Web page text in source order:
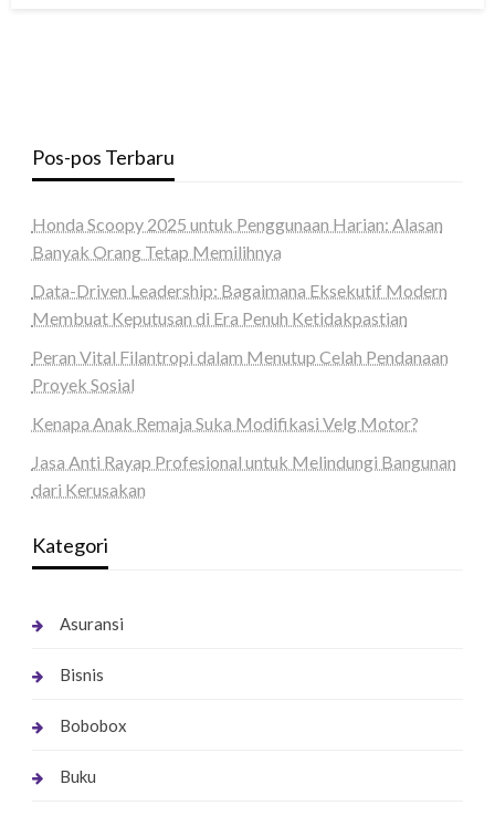
Pos-pos Terbaru
Honda Scoopy 2025 untuk Penggunaan Harian: Alasan
Banyak Orang Tetap Memilihnya
Data-Driven Leadership: Bagaimana Eksekutif Modern
Membuat Keputusan di Era Penuh Ketidakpastian
Peran Vital Filantropi dalam Menutup Celah Pendanaan
Proyek Sosial
Kenapa Anak Remaja Suka Modifikasi Velg Motor?
Jasa Anti Rayap Profesional untuk Melindungi Bangunan
dari Kerusakan
Kategori
Asuransi
Bisnis
Bobobox
Buku